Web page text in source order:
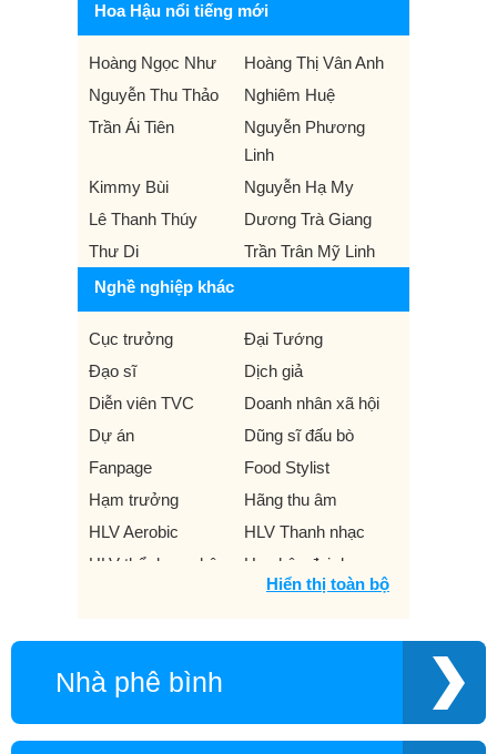
Hoa Hậu nổi tiếng mới
Hoàng Ngọc Như
Hoàng Thị Vân Anh
Nguyễn Thu Thảo
Nghiêm Huệ
Trần Ái Tiên
Nguyễn Phương
Linh
Kimmy Bùi
Nguyễn Hạ My
Lê Thanh Thúy
Dương Trà Giang
Thư Di
Trần Trân Mỹ Linh
Nghề nghiệp khác
Cục trưởng
Đại Tướng
Đạo sĩ
Dịch giả
Diễn viên TVC
Doanh nhân xã hội
Dự án
Dũng sĩ đấu bò
Fanpage
Food Stylist
Hạm trưởng
Hãng thu âm
HLV Aerobic
HLV Thanh nhạc
HLV thể dục nghệ
Hoa hậu đại dương
Hoa khôi chuyển giới
Họa sĩ tranh 3D
Ký giá
Kỳ thủ cờ tướng
Hiển thị toàn bộ
Nhà phê bình